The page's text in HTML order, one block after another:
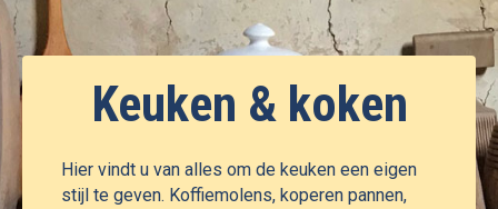
Keuken & koken
Hier vindt u van alles om de keuken een eigen
stijl te geven. Koffiemolens, koperen pannen,